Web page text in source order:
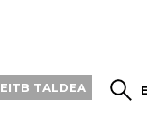
EITB TALDEA